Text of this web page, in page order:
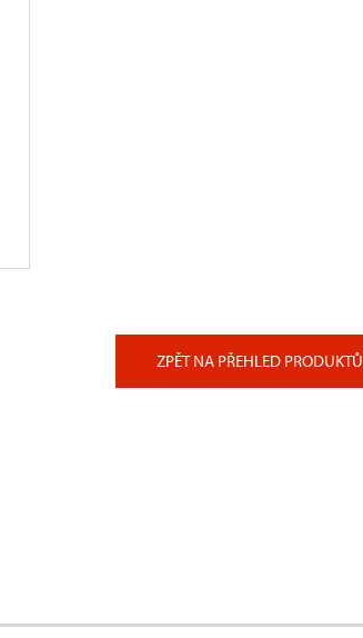
ZPĚT NA PŘEHLED PRODUKTŮ